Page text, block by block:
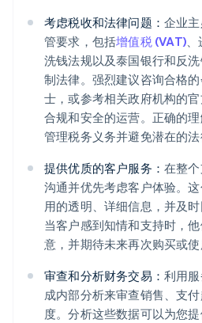
考虑税收和法律问题： 企业
管要求，包括增值税 (VAT)
洗钱法规以及泰国银行和反
制法律。强烈建议咨询合格
士，或参考相关政府机构的官
合规和安全的运营。正确的
管理税务义务并避免潜在的法
提供优质的客户服务： 在整
沟通并优先考虑客户体验。
用的透明、详细信息，并及时
当客户感到知情和支持时，
意，并期待未来再次购买或使
审查和分析财务交易： 利用
成内部分析来审查销售、支
度。分析这些数据可以为您